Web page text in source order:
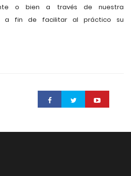
o bien a través de nuestra
a fin de facilitar al práctico su